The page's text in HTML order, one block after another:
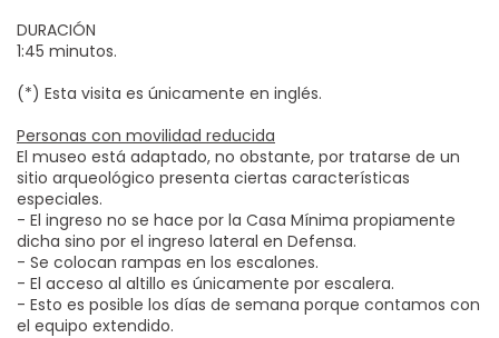
DURACIÓN
1:45 minutos.
(*) Esta visita es únicamente en inglés.
Personas con movilidad reducida
El museo está adaptado, no obstante, por tratarse de un
sitio arqueológico presenta ciertas características
especiales.
- El ingreso no se hace por la Casa Mínima propiamente
dicha sino por el ingreso lateral en Defensa.
- Se colocan rampas en los escalones.
- El acceso al altillo es únicamente por escalera.
- Esto es posible los días de semana porque contamos con
el equipo extendido.